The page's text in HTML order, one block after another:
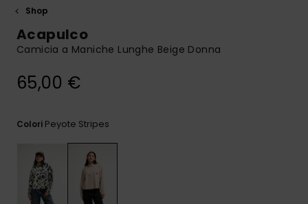
Trova le
contatto.
Shop
Acapulco
Camicia a Maniche Lunghe Beige Donna
65,00 €
Colori Peyote Stripes